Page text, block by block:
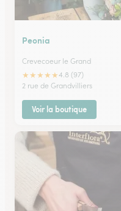
Peonia
Crevecoeur le Grand
★★★★★4.8 (97)
2 rue de Grandvilliers
Voir la boutique